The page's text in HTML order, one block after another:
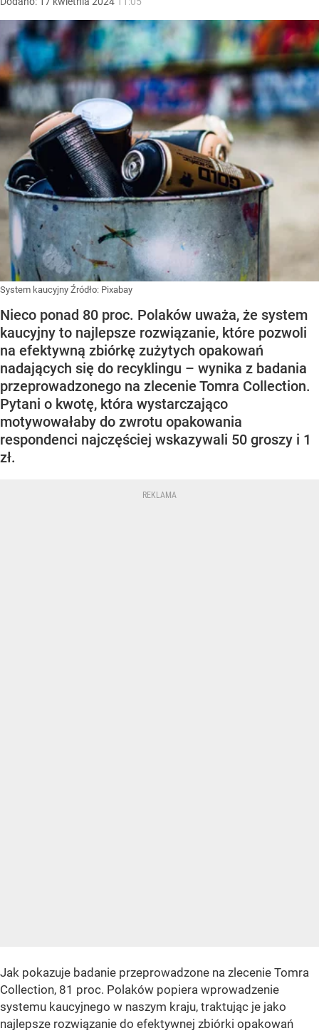
System kaucyjny Źródło: Pixabay
Nieco ponad 80 proc. Polaków uważa, że system
kaucyjny to najlepsze rozwiązanie, które pozwoli
na efektywną zbiórkę zużytych opakowań
nadających się do recyklingu – wynika z badania
przeprowadzonego na zlecenie Tomra Collection.
Pytani o kwotę, która wystarczająco
motywowałaby do zwrotu opakowania
respondenci najczęściej wskazywali 50 groszy i 1
zł.
Jak pokazuje badanie przeprowadzone na zlecenie Tomra
Collection, 81 proc. Polaków popiera wprowadzenie
systemu kaucyjnego w naszym kraju, traktując je jako
najlepsze rozwiązanie do efektywnej zbiórki opakowań